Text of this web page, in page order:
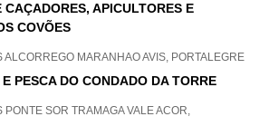
APICULTORES E
COVÕES
ALCORREGO MARANHAO AVIS, PORTALEGRE
PESCA DO CONDADO DA TORRE
PONTE SOR TRAMAGA VALE ACOR,